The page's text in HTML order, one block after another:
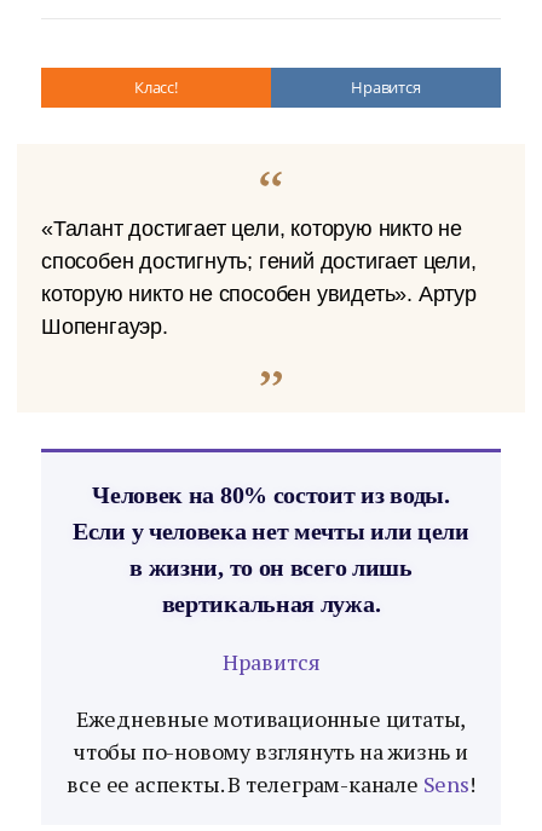
Класс! Нравится
«Талант достигает цели, которую никто не
способен достигнуть; гений достигает цели,
которую никто не способен увидеть». Артур
Шопенгауэр.
Человек на 80% состоит из воды.
Если у человека нет мечты или цели
в жизни, то он всего лишь
вертикальная лужа.
Нравится
Ежедневные мотивационные цитаты,
чтобы по-новому взглянуть на жизнь и
все ее аспекты. В телеграм-канале Sens!